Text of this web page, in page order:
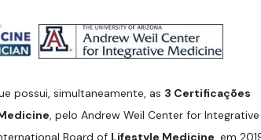
possui, simultaneamente, as 3 Certificações
, pelo Andrew Weil Center for Integrative
Board of Lifestyle Medicine, em